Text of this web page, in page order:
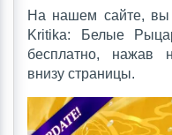
На нашем сайте, вы
Kritika: Белые
бесплатно, нажав
внизу страницы.